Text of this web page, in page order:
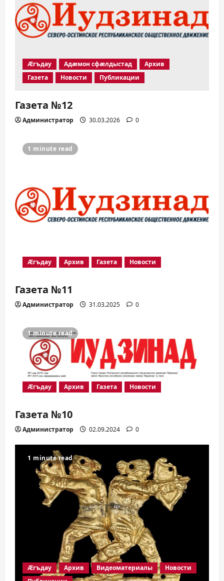
Æгъдау Адæмон сфæлдыстад
Архив
Газета
Новости Публикации
Газета №12
Администратор 30.03.2026 0
1 minute read
Æгъдау Архив Газета Новости
Газета №11
Администратор 31.03.2025 0
1 minute read
Æгъдау Архив Газета Новости
Газета №10
Администратор 02.09.2024 0
1 minute read
Æгъдау Архив Видеоматериалы
Новости